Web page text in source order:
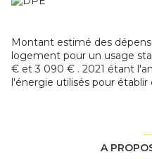
Montant estimé des
logement pour un usage
€ et 3 090 € . 2021 étant
l'énergie utilisés pour
A